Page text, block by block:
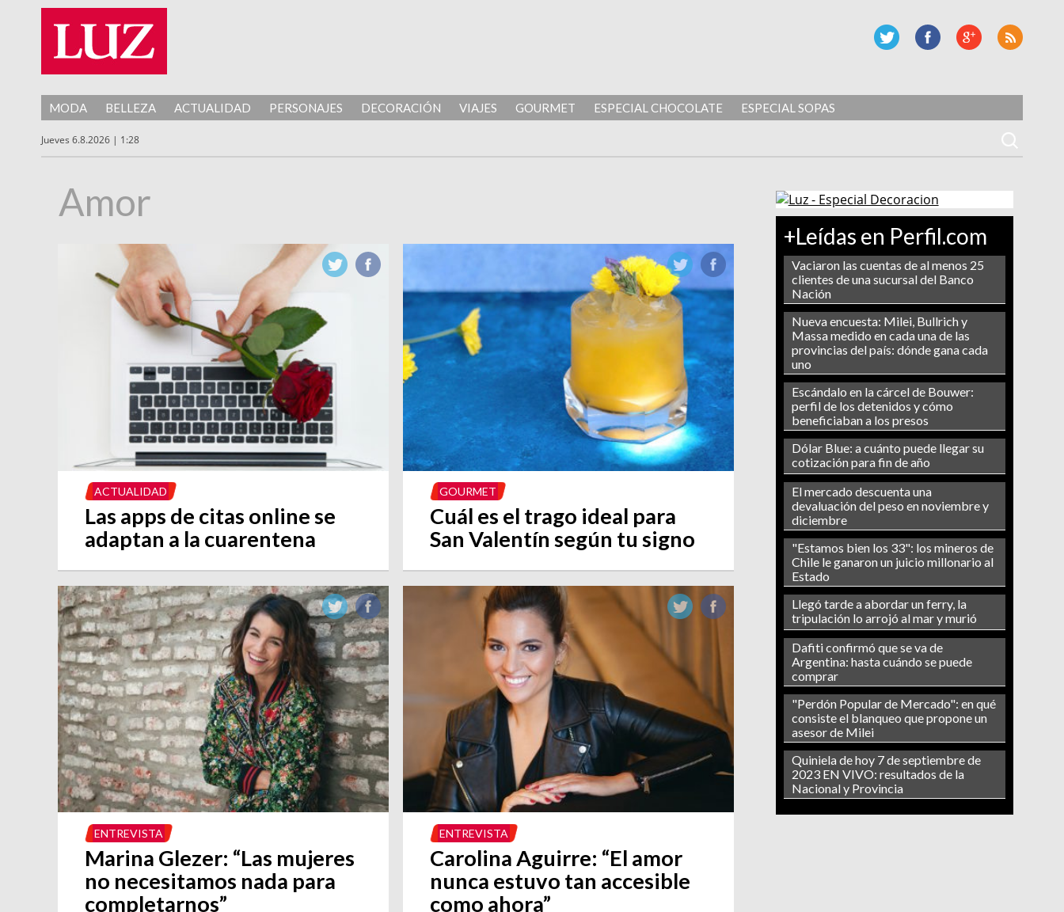
MODA BELLEZA ACTUALIDAD PERSONAJES DECORACIÓN VIAJES GOURMET ESPECIAL CHOCOLATE ESPECIAL SOPAS
Jueves 6.8.2026 | 1:28
+Leídas en Perfil.com
Vaciaron las cuentas de al menos 25
clientes de una sucursal del Banco
Nación
Nueva encuesta: Milei, Bullrich y
Massa medido en cada una de las
provincias del país: dónde gana cada
uno
Escándalo en la cárcel de Bouwer:
perfil de los detenidos y cómo
beneficiaban a los presos
Dólar Blue: a cuánto puede llegar su
cotización para fin de año
El mercado descuenta una
devaluación del peso en noviembre y
diciembre
"Estamos bien los 33": los mineros de
Chile le ganaron un juicio millonario al
Estado
Llegó tarde a abordar un ferry, la
tripulación lo arrojó al mar y murió
Dafiti confirmó que se va de
Argentina: hasta cuándo se puede
comprar
"Perdón Popular de Mercado": en qué
consiste el blanqueo que propone un
asesor de Milei
Quiniela de hoy 7 de septiembre de
2023 EN VIVO: resultados de la
Nacional y Provincia
Amor
ACTUALIDAD
Las apps de citas online se
adaptan a la cuarentena
GOURMET
Cuál es el trago ideal para
San Valentín según tu signo
ENTREVISTA
Marina Glezer: “Las mujeres
no necesitamos nada para
completarnos”
ENTREVISTA
Carolina Aguirre: “El amor
nunca estuvo tan accesible
como ahora”